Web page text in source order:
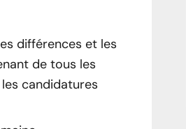
différences et les
de tous les
candidatures